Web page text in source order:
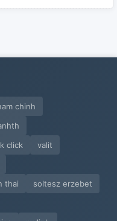
chinh
click
valit
thai
soltesz erzebet